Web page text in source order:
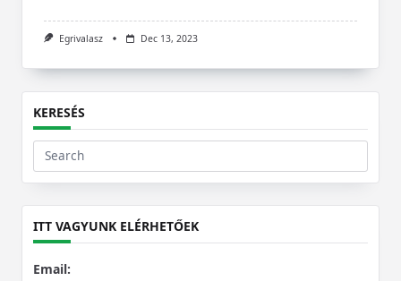
Egrivalasz Dec 13, 2023
KERESÉS
Search
for:
ITT VAGYUNK ELÉRHETŐEK
Email: